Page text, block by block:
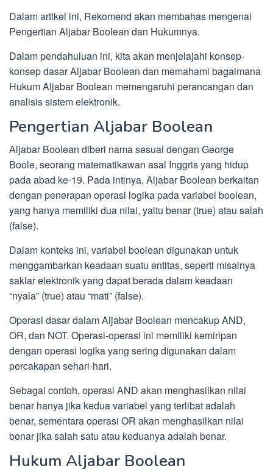
Dalam artikel ini, Rekomend akan membahas mengenai
Pengertian Aljabar Boolean dan Hukumnya.
Dalam pendahuluan ini, kita akan menjelajahi konsep-
konsep dasar Aljabar Boolean dan memahami bagaimana
Hukum Aljabar Boolean memengaruhi perancangan dan
analisis sistem elektronik.
Pengertian Aljabar Boolean
Aljabar Boolean diberi nama sesuai dengan George
Boole, seorang matematikawan asal Inggris yang hidup
pada abad ke-19. Pada intinya, Aljabar Boolean berkaitan
dengan penerapan operasi logika pada variabel boolean,
yang hanya memiliki dua nilai, yaitu benar (true) atau salah
(false).
Dalam konteks ini, variabel boolean digunakan untuk
menggambarkan keadaan suatu entitas, seperti misalnya
saklar elektronik yang dapat berada dalam keadaan
“nyala” (true) atau “mati” (false).
Operasi dasar dalam Aljabar Boolean mencakup AND,
OR, dan NOT. Operasi-operasi ini memiliki kemiripan
dengan operasi logika yang sering digunakan dalam
percakapan sehari-hari.
Sebagai contoh, operasi AND akan menghasilkan nilai
benar hanya jika kedua variabel yang terlibat adalah
benar, sementara operasi OR akan menghasilkan nilai
benar jika salah satu atau keduanya adalah benar.
Hukum Aljabar Boolean